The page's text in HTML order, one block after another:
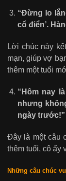
“Đừng lo
cổ điển’.
Lời chúc này
mạn, giúp vợ
thêm một tuổi
“Hôm nay
nhưng
ngày trước!”
Đây là một câu
thêm tuổi, cô ấy
Những câu chúc